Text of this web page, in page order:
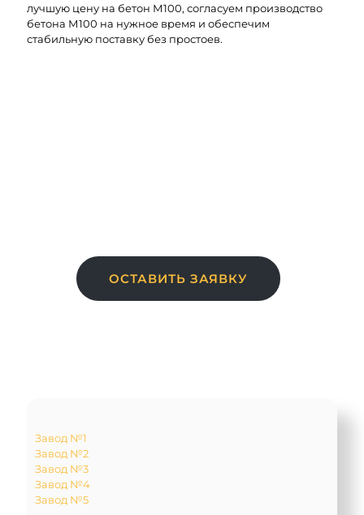
лучшую цену на бетон М100, согласуем производство
бетона М100 на нужное время и обеспечим
стабильную поставку без простоев.
ОСТАВИТЬ ЗАЯВКУ
Завод №1
Завод №2
Завод №3
Завод №4
Завод №5